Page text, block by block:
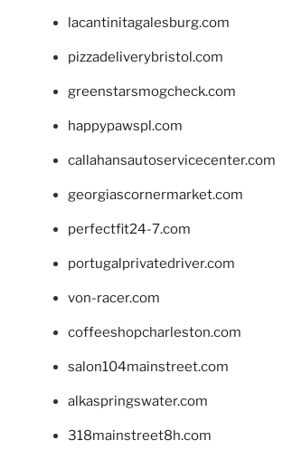
lacantinitagalesburg.com
pizzadeliverybristol.com
greenstarsmogcheck.com
happypawspl.com
callahansautoservicecenter.com
georgiascornermarket.com
perfectfit24-7.com
portugalprivatedriver.com
von-racer.com
coffeeshopcharleston.com
salon104mainstreet.com
alkaspringswater.com
318mainstreet8h.com